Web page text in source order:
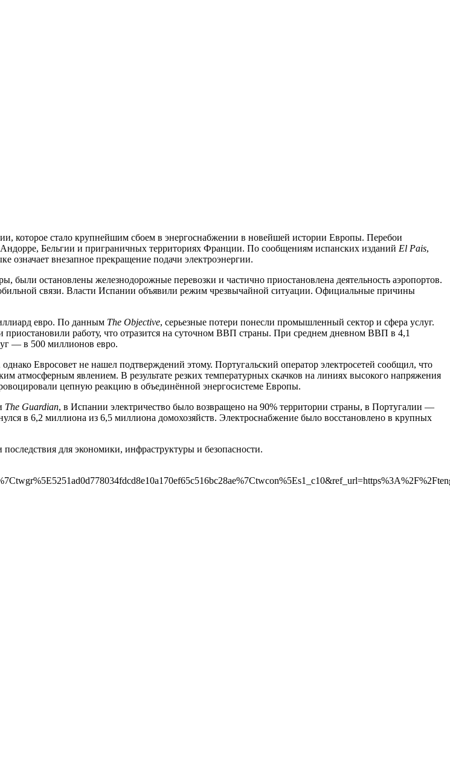
которое стало крупнейшим сбоем в энергоснабжении в новейшей истории Европы. Перебои
Бельгии и приграничных территориях Франции. По сообщениям испанских изданий El Pais,
означает внезапное прекращение подачи электроэнергии.
были остановлены железнодорожные перевозки и частично приостановлена деятельность аэропортов.
связи. Власти Испании объявили режим чрезвычайной ситуации. Официальные причины
евро. По данным The Objective, серьезные потери понесли промышленный сектор и сфера услуг.
работу, что отразится на суточном ВВП страны. При среднем дневном ВВП в 4,1
— в 500 миллионов евро.
Евросовет не нашел подтверждений этому. Португальский оператор электросетей сообщил, что
атмосферным явлением. В результате резких температурных скачков на линиях высокого напряжения
цепную реакцию в объединённой энергосистеме Европы.
The Guardian, в Испании электричество было возвращено на 90% территории страны, в Португалии —
в 6,2 миллиона из 6,5 миллиона домохозяйств. Электроснабжение было восстановлено в крупных
для экономики, инфраструктуры и безопасности.